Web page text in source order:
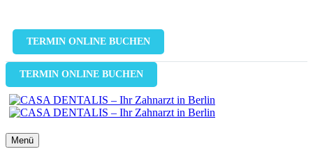
TERMIN ONLINE BUCHEN
TERMIN ONLINE BUCHEN
Menü